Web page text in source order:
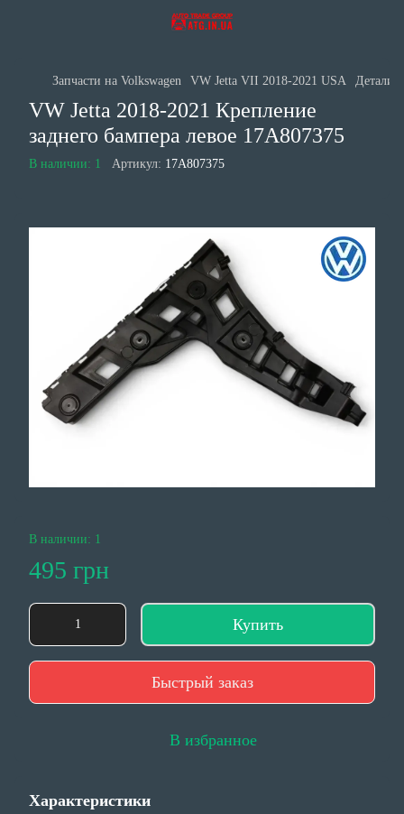
Запчасти на Volkswagen VW Jetta VII 2018-2021 USA Детали
VW Jetta 2018-2021 Крепление
заднего бампера левое 17A807375
В наличии: 1 Артикул: 17A807375
В наличии: 1
495 грн
Купить
Быстрый заказ
В избранное
Характеристики